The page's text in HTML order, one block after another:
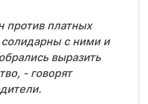
против платных
с ними и
выразить
- говорят